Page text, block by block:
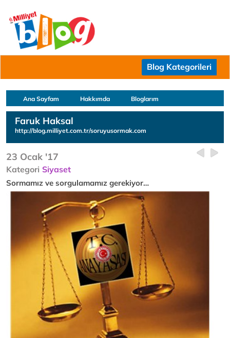
Blog Kategorileri
Ana Sayfam Hakkımda Bloglarım
Faruk Haksal
http://blog.milliyet.com.tr/soruyusormak.com
23 Ocak '17
Kategori Siyaset
Sormamız ve sorgulamamız gerekiyor…